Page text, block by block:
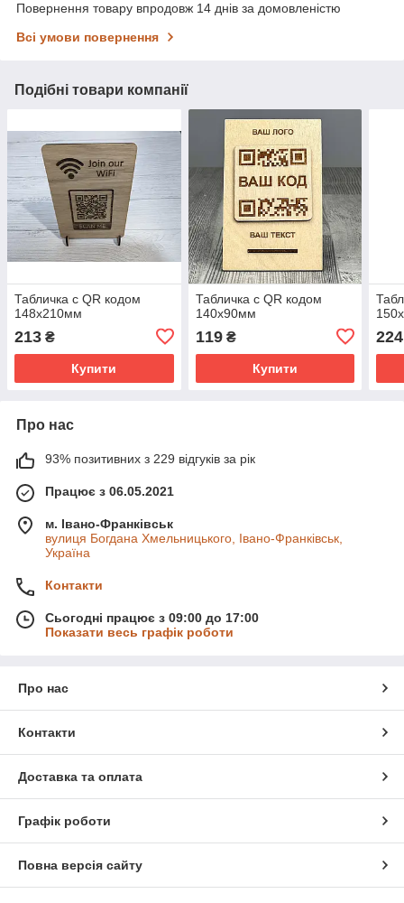
Повернення товару впродовж 14 днів за домовленістю
Всі умови повернення
Подібні товари компанії
Табличка с QR кодом
148x210мм
213 ₴
Купити
Табличка с QR кодом
140х90мм
119₴
Купити
224
Про нас
93% позитивних з 229 відгуків за рік
Працює з 06.05.2021
м. Івано-Франківськ
вулиця Богдана Хмельницького, Івано-Франківськ,
Україна
Контакти
Сьогодні працює з 09:00 до 17:00
Показати весь графік роботи
Про нас
Контакти
Доставка та оплата
Графік роботи
Повна версія сайту